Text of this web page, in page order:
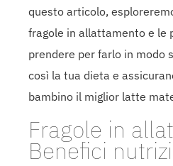
questo articolo,
fragole in allattamento e le
prendere per farlo in modo
così la tua dieta e
bambino il miglior latte
Fragole in
Benefici